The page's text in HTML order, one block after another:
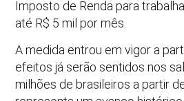
Imposto de Renda para
até R$ 5 mil por mês.
A medida entrou em vigor a
efeitos já serão sentidos nos
milhões de brasileiros a partir